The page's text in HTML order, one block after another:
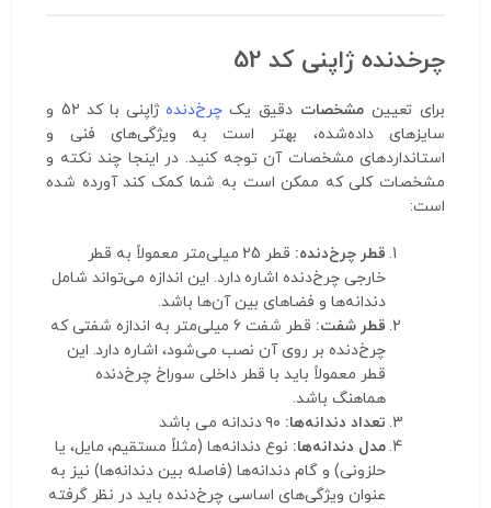
چرخدنده ژاپنی کد 52
برای تعیین مشخصات دقیق یک چرخ‌دنده
ژاپنی با کد 52 و
سایزهای داده‌شده، بهتر است به ویژگی‌های فنی و
استانداردهای مشخصات آن توجه کنید. در اینجا چند نکته و
مشخصات کلی که ممکن است به شما کمک کند آورده شده
است:
قطر چرخ‌دنده:
قطر 25 میلی‌متر معمولاً به قطر
خارجی چرخ‌دنده اشاره دارد. این اندازه می‌تواند شامل
دندانه‌ها و فضاهای بین آن‌ها باشد.
قطر شفت:
قطر شفت 6 میلی‌متر به اندازه شفتی که
چرخ‌دنده بر روی آن نصب می‌شود، اشاره دارد. این
قطر معمولاً باید با قطر داخلی سوراخ چرخ‌دنده
هماهنگ باشد.
تعداد دندانه‌ها:
مدل دندانه‌ها: نوع دندانه‌ها (مثلاً مستقیم، مایل، یا
حلزونی) و گام دندانه‌ها (فاصله بین دندانه‌ها) نیز به
عنوان ویژگی‌های اساسی چرخ‌دنده باید در نظر گرفته